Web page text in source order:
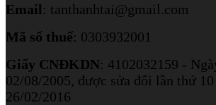
Email: tanthanhtai@gmail.com
Mã số thuế: 0303932001
Giấy CNĐKDN: 4102032159 -
02/08/2005, được sửa đổi lần thứ 10
26/02/2016